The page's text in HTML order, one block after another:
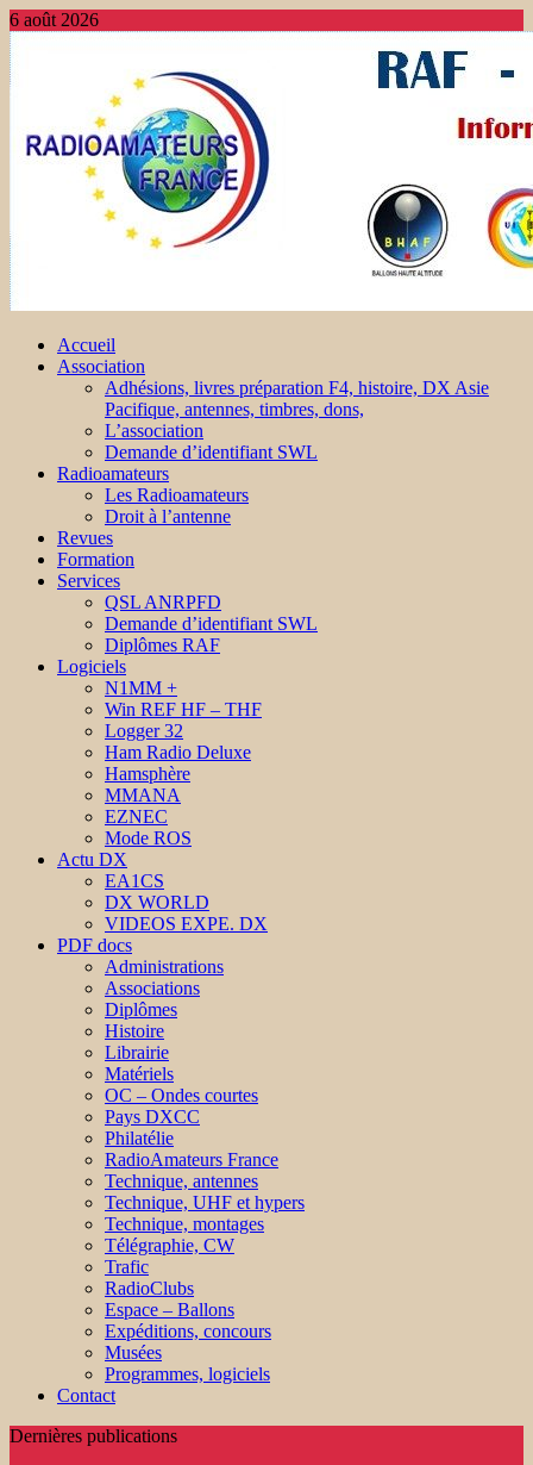
6 août 2026
Accueil
Association
Adhésions, livres préparation F4, histoire, DX Asie
Pacifique, antennes, timbres, dons,
L’association
Demande d’identifiant SWL
Radioamateurs
Les Radioamateurs
Droit à l’antenne
Revues
Formation
Services
QSL ANRPFD
Demande d’identifiant SWL
Diplômes RAF
Logiciels
N1MM +
Win REF HF – THF
Logger 32
Ham Radio Deluxe
Hamsphère
MMANA
EZNEC
Mode ROS
Actu DX
EA1CS
DX WORLD
VIDEOS EXPE. DX
PDF docs
Administrations
Associations
Diplômes
Histoire
Librairie
Matériels
OC – Ondes courtes
Pays DXCC
Philatélie
RadioAmateurs France
Technique, antennes
Technique, UHF et hypers
Technique, montages
Télégraphie, CW
Trafic
RadioClubs
Espace – Ballons
Expéditions, concours
Musées
Programmes, logiciels
Contact
Dernières publications